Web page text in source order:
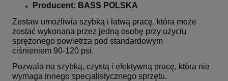
Producent: BASS POLSKA
Zestaw umożliwia szybką i łatwą pracę, która może
zostać wykonana przez jedną osobę przy użyciu
sprężonego powietrza pod standardowym
ciśnieniem 90-120 psi.
Pozwala na szybką, czystą i efektywną pracę, która nie
wymaga innego specjalistycznego sprzętu.